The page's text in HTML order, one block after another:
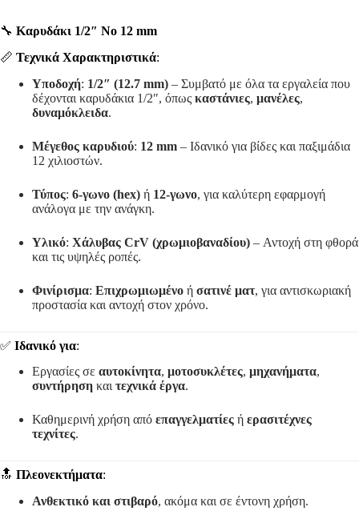
🔧 Καρυδάκι 1/2″ Νο 12 mm
📏 Τεχνικά Χαρακτηριστικά:
Υποδοχή: 1/2″ (12.7 mm) – Συμβατό με όλα τα εργαλεία που
δέχονται καρυδάκια 1/2″, όπως καστάνιες, μανέλες,
δυναμόκλειδα.
Μέγεθος καρυδιού: 12 mm – Ιδανικό για βίδες και παξιμάδια
12 χιλιοστών.
Τύπος: 6-γωνο (hex) ή 12-γωνο, για καλύτερη εφαρμογή
ανάλογα με την ανάγκη.
Υλικό: Χάλυβας CrV (χρωμιοβαναδίου) – Αντοχή στη φθορά
και τις υψηλές ροπές.
Φινίρισμα: Επιχρωμιωμένο ή σατινέ ματ, για αντισκωριακή
προστασία και αντοχή στον χρόνο.
✅ Ιδανικό για:
Εργασίες σε αυτοκίνητα, μοτοσυκλέτες, μηχανήματα,
συντήρηση καιτεχνικά έργα.
Καθημερινή χρήση από επαγγελματίες ή ερασιτέχνες
τεχνίτες.
🔝 Πλεονεκτήματα:
Ανθεκτικό και στιβαρό, ακόμα και σε έντονη χρήση.